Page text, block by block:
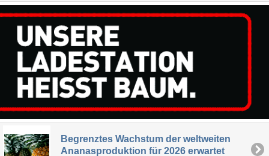
Begrenztes Wachstum der weltweiten
Ananasproduktion für 2026 erwartet